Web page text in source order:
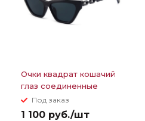
Очки квадрат кошачий
глаз соединенные
звенья цепи на дужках
Под заказ
1 100 руб./шт